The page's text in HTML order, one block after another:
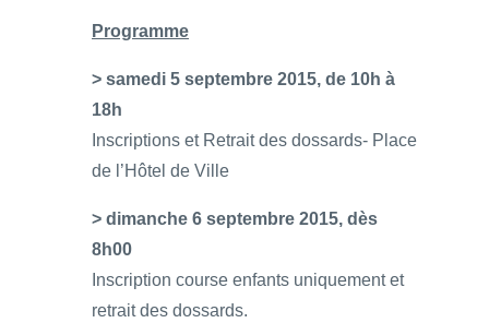
Programme
> samedi 5 septembre 2015, de 10h à
18h
Inscriptions et Retrait des dossards- Place
de l’Hôtel de Ville
> dimanche 6 septembre 2015, dès
8h00
Inscription course enfants uniquement et
retrait des dossards.